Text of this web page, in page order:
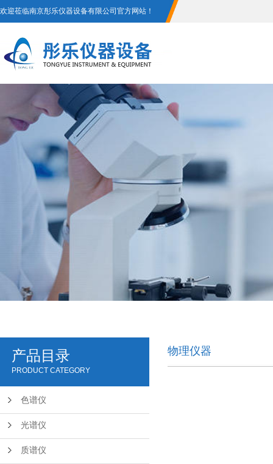
欢迎莅临南京彤乐仪器设备有限公司官方网站！
产品目录
PRODUCT CATEGORY
色谱仪
光谱仪
质谱仪
物理仪器